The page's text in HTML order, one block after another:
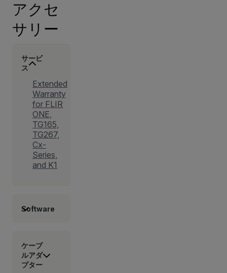
アクセ
サリー
サービ
ス
Extended
Warranty
for FLIR
ONE,
TG165,
TG267,
Cx-
Series,
and K1
Software
ケーブ
ルアダ
プター